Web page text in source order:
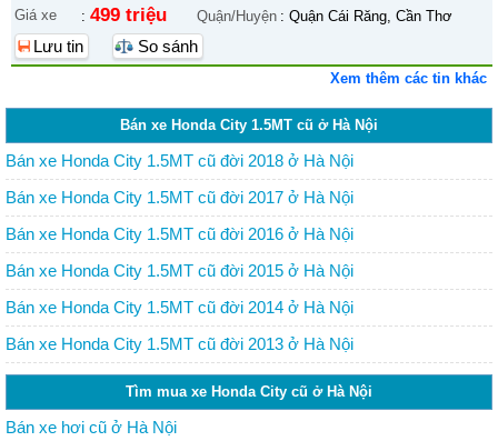
Giá xe
: 499 triệu Quận/Huyện : Quận Cái Răng, Cần Thơ
Lưu tin So sánh
Xem thêm các tin khác
Bán xe Honda City 1.5MT cũ ở Hà Nội
Bán xe Honda City 1.5MT cũ đời 2018 ở Hà Nội
Bán xe Honda City 1.5MT cũ đời 2017 ở Hà Nội
Bán xe Honda City 1.5MT cũ đời 2016 ở Hà Nội
Bán xe Honda City 1.5MT cũ đời 2015 ở Hà Nội
Bán xe Honda City 1.5MT cũ đời 2014 ở Hà Nội
Bán xe Honda City 1.5MT cũ đời 2013 ở Hà Nội
Tìm mua xe Honda City cũ ở Hà Nội
Bán xe hơi cũ ở Hà Nội